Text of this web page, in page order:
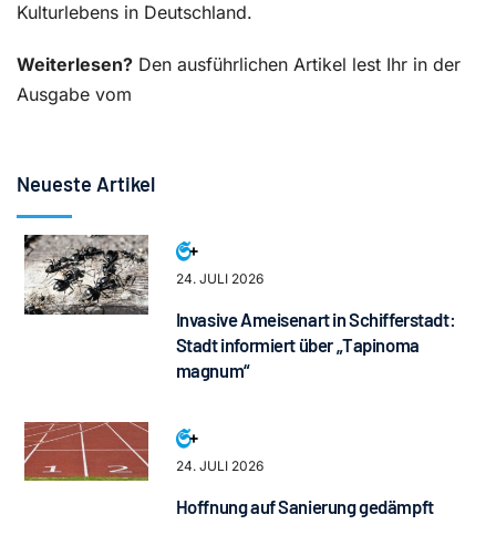
Kulturlebens in Deutschland.
Weiterlesen? Den ausführlichen Artikel lest Ihr in der
Ausgabe vom
Neueste Artikel
24. JULI 2026
Invasive Ameisenart in Schifferstadt:
Stadt informiert über „Tapinoma
magnum“
24. JULI 2026
Hoffnung auf Sanierung gedämpft